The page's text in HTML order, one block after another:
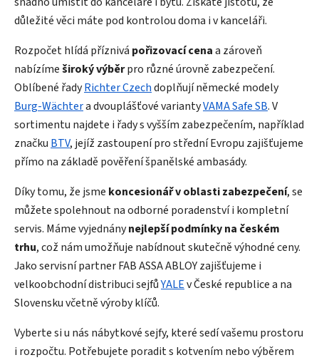
důležité věci máte pod kontrolou doma i v kanceláři.
Rozpočet hlídá příznivá pořizovací cenaa zároveň
nabízímeširoký výběrpro různé úrovně zabezpečení.
Oblíbené řadyRichter Czechdoplňují německé modely
Burg-Wächtera dvouplášťové variantyVAMA Safe SB. V
sortimentu najdete i řady s vyšším zabezpečením, například
značku BTV, jejíž zastoupení pro střední Evropu zajišťujeme
přímo na základě pověření španělské ambasády.
Díky tomu, že jsme koncesionář v oblasti zabezpečení, se
můžete spolehnout na odborné poradenství i kompletní
servis. Máme vyjednánynejlepší podmínky na českém
trhu, což nám umožňuje nabídnout skutečně výhodné ceny.
Jako servisní partner FAB ASSA ABLOY zajišťujeme i
velkoobchodní distribuci sejfůYALEv České republice a na
Slovensku včetně výroby klíčů.
Vyberte si u nás nábytkové sejfy, které sedí vašemu prostoru
i rozpočtu. Potřebujete poradit s kotvením nebo výběrem